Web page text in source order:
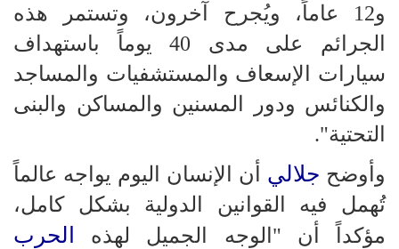
و12 عاماً، ويُجرح آخرون، وتستمر هذه
الجرائم على مدى 40 يوماً باستهداف
سيارات الإسعاف والمستشفيات والمساجد
والكنائس ودور المسنين والمساكن والبنى
التحتية".
وأوضح جلالي أن الإنسان اليوم يواجه عالماً
تُهمل فيه القوانين الدولية بشكل كامل،
مؤكداً أن "الوجه الجميل لهذه الحرب